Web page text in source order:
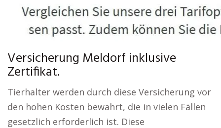
Versicherung Meldorf inklusive
Zertifikat.
Tierhalter werden durch diese Versicherung vor
den hohen Kosten bewahrt, die in vielen Fällen
gesetzlich erforderlich ist. Diese